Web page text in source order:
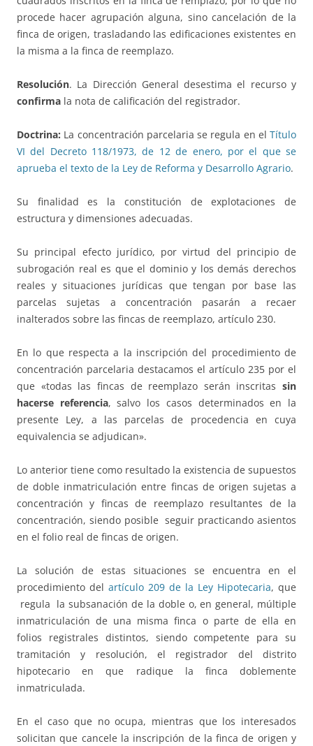
procede hacer agrupación alguna, sino cancelación de la
finca de origen, trasladando las edificaciones existentes en
la misma a la finca de reemplazo.
Resolución. La Dirección General desestima el recurso y
confirma la nota de calificación del registrador.
Doctrina: La concentración parcelaria se regula en el Título
VI del Decreto 118/1973, de 12 de enero, por el que se
aprueba el texto de la Ley de Reforma y Desarrollo Agrario.
Su finalidad es la constitución de explotaciones de
estructura y dimensiones adecuadas.
Su principal efecto jurídico, por virtud del principio de
subrogación real es que el dominio y los demás derechos
reales y situaciones jurídicas que tengan por base las
parcelas sujetas a concentración pasarán a recaer
inalterados sobre las fincas de reemplazo, artículo 230.
En lo que respecta a la inscripción del procedimiento de
concentración parcelaria destacamos el artículo 235 por el
que «todas las fincas de reemplazo serán inscritas sin
hacerse referencia, salvo los casos determinados en la
presente Ley, a las parcelas de procedencia en cuya
equivalencia se adjudican».
Lo anterior tiene como resultado la existencia de supuestos
de doble inmatriculación entre fincas de origen sujetas a
concentración y fincas de reemplazo resultantes de la
concentración, siendo posible seguir practicando asientos
en el folio real de fincas de origen.
La solución de estas situaciones se encuentra en el
procedimiento del artículo 209 de la Ley Hipotecaria, que
regula la subsanación de la doble o, en general, múltiple
inmatriculación de una misma finca o parte de ella en
folios registrales distintos, siendo competente para su
tramitación y resolución, el registrador del distrito
hipotecario en que radique la finca doblemente
inmatriculada.
En el caso que no ocupa, mientras que los interesados
solicitan que cancele la inscripción de la finca de origen y